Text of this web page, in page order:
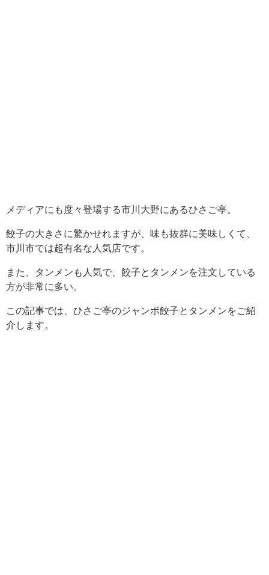
メディアにも度々登場する市川大野にあるひさご亭。
餃子の大きさに驚かせれますが、味も抜群に美味しくて、
市川市では超有名な人気店です。
また、タンメンも人気で、餃子とタンメンを注文している
方が非常に多い。
この記事では、ひさご亭のジャンボ餃子とタンメンをご紹
介します。